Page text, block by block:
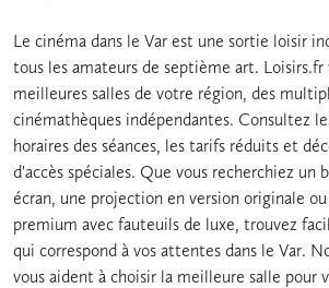
Le cinéma dans le Var est une sortie loisir
tous les amateurs de septième art. Loisirs.fr
meilleures salles de votre région, des
cinémathèques indépendantes. Consultez
horaires des séances, les tarifs réduits et
d'accès spéciales. Que vous recherchiez un
écran, une projection en version originale
premium avec fauteuils de luxe, trouvez
qui correspond à vos attentes dans le Var.
vous aident à choisir la meilleure salle pour